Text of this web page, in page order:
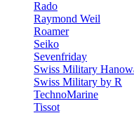
Rado
Raymond Weil
Roamer
Seiko
Sevenfriday
Swiss Military
Swiss Military by R
TechnoMarine
Tissot